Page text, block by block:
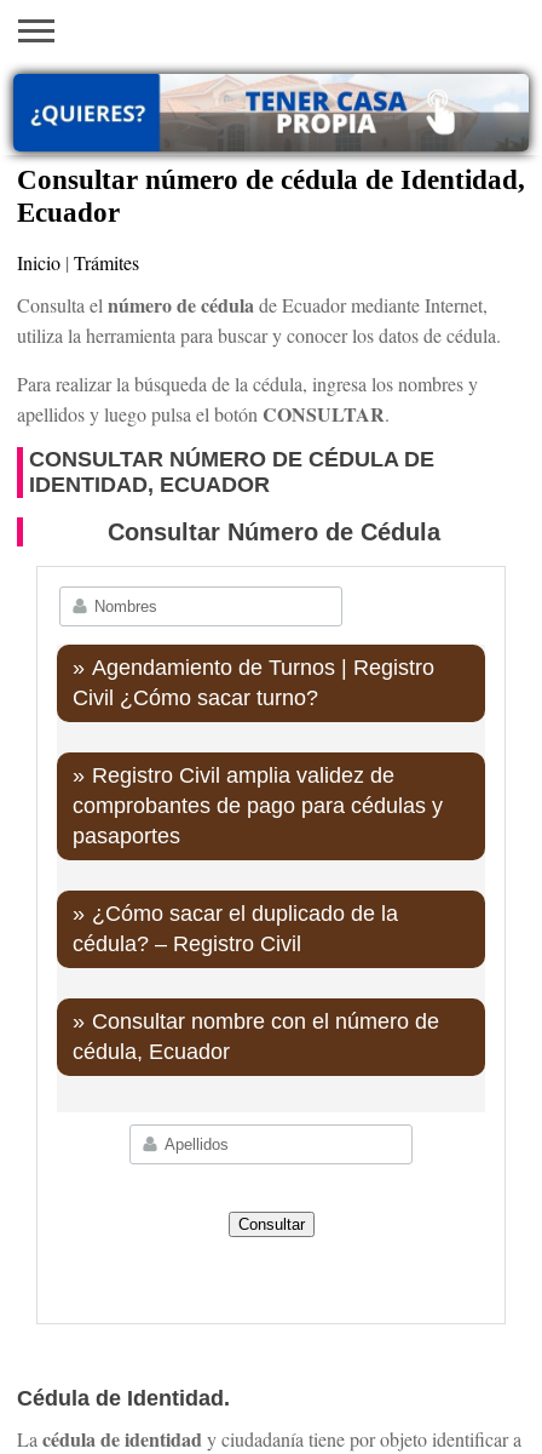
AYUDAS
ECONÓMICAS
VACANTES
EN EEUU
SACA
TU
EMPLEOS
TRÁMITES
PRÉSTAMOS
CURSOS
HOGAR
BELLEZA
Consultar número de cédula de Identidad,
Ecuador
Inicio | Trámites
Consulta el número de cédulade Ecuador mediante Internet,
utiliza la herramienta para buscar y conocer los datos de cédula.
Para realizar la búsqueda de la cédula, ingresa los nombres y
apellidos y luego pulsa el botón CONSULTAR.
CONSULTAR NÚMERO DE CÉDULA DE
IDENTIDAD, ECUADOR
Consultar Número de Cédula
Agendamiento de Turnos | Registro
Civil ¿Cómo sacar turno?
Registro Civil amplia validez de
comprobantes de pago para cédulas y
pasaportes
¿Cómo sacar el duplicado de la
cédula? – Registro Civil
Consultar nombre con el número de
cédula, Ecuador
Cédula de Identidad.
La cédula de identidady ciudadanía tiene por objeto identificar a